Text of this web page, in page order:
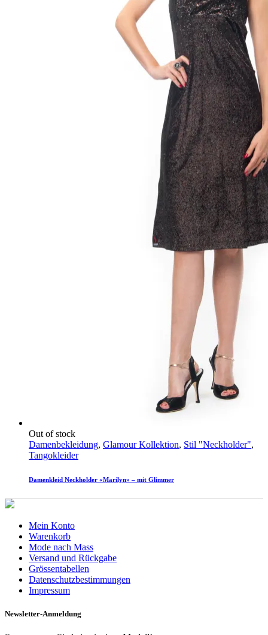
Out of stock
Damenbekleidung, Glamour Kollektion, Stil "Neckholder",
Tangokleider
Damenkleid Neckholder «Marilyn» – mit Glimmer
Mein Konto
Warenkorb
Mode nach Mass
Versand und Rückgabe
Grössentabellen
Datenschutzbestimmungen
Impressum
Newsletter-Anmeldung